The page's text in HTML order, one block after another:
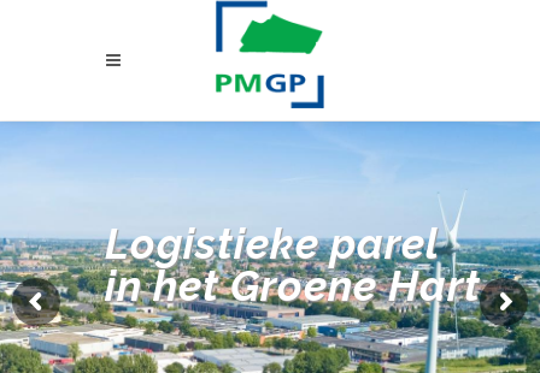
Logistieke parel
in het Groene Hart